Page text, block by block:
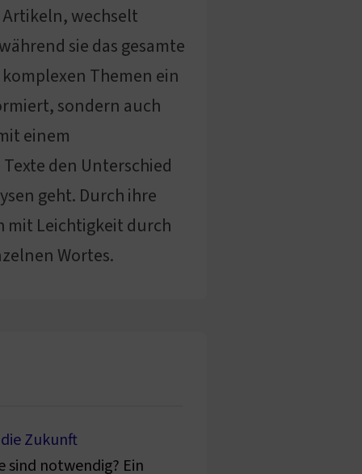
wechselt
sie das gesamte
Themen ein
sondern auch
einem
den Unterschied
geht. Durch ihre
mit Leichtigkeit durch
Wortes.
Zukunft
sind notwendig? Ein